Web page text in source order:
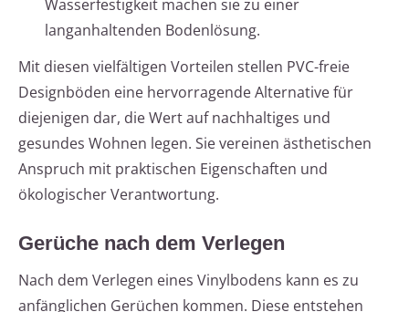
Wasserfestigkeit machen sie zu einer
langanhaltenden Bodenlösung.
Mit diesen vielfältigen Vorteilen stellen PVC-freie
Designböden eine hervorragende Alternative für
diejenigen dar, die Wert auf nachhaltiges und
gesundes Wohnen legen. Sie vereinen ästhetischen
Anspruch mit praktischen Eigenschaften und
ökologischer Verantwortung.
Gerüche nach dem Verlegen
Nach dem Verlegen eines Vinylbodens kann es zu
anfänglichen Gerüchen kommen. Diese entstehen